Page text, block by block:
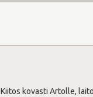
Kiitos kovasti Artolle,